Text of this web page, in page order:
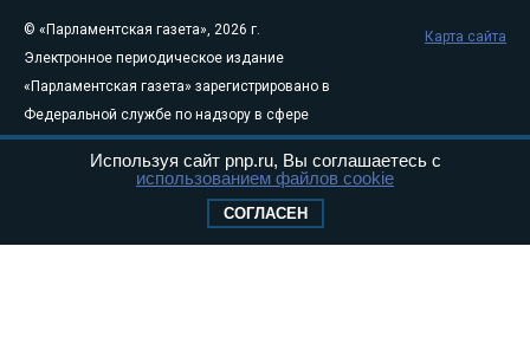
© «Парламентская газета», 2026 г.
Электронное периодическое издание
«Парламентская газета» зарегистрировано в
Федеральной службе по надзору в сфере
связи, информационных технологий и
массовых коммуникаций (Роскомнадзор) 05
Свидетельство о регистрации Эл № ФС77-
Карта сайта
Используя сайт pnp.ru, Вы соглашаетесь с
использованием файлов cookie
СОГЛАСЕН